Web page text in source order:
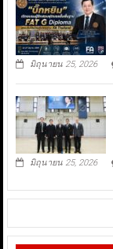
มิถุนายน 25, 2026
มิถุนายน 25, 2026